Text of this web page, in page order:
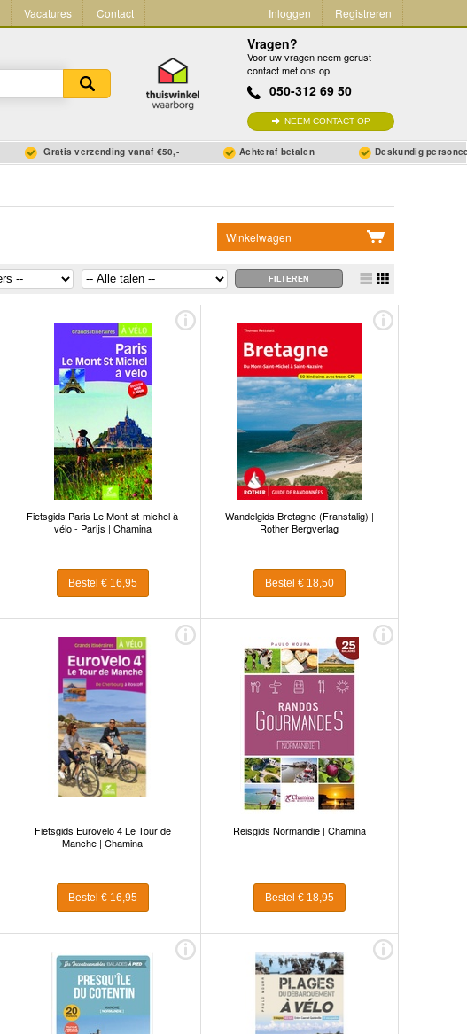
Vacatures Contact Inloggen Registreren
Vragen?
Voor uw vragen neem gerust
contact met ons op!
050-312 69 50
NEEM CONTACT OP
Gratis verzending vanaf €50,- Achteraf betalen Deskundig
Winkelwagen
Ga naar winkelwagen
Fietsgids Paris Le Mont-st-michel à
vélo - Parijs | Chamina
Bestel € 16,95
Wandelgids Bretagne (Franstalig) |
Rother Bergverlag
Bestel € 18,50
Fietsgids Eurovelo 4 Le Tour de
Manche | Chamina
Bestel € 16,95
Reisgids Normandie | Chamina
Bestel € 18,95